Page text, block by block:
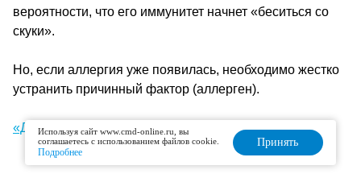
вероятности, что его иммунитет начнет «беситься со
скуки».
Но, если аллергия уже появилась, необходимо жестко
устранить причинный фактор (аллерген).
«Домашний очаг»
Используя сайт www.cmd-online.ru, вы
соглашаетесь с использованием файлов cookie.
Подробнее
Принять